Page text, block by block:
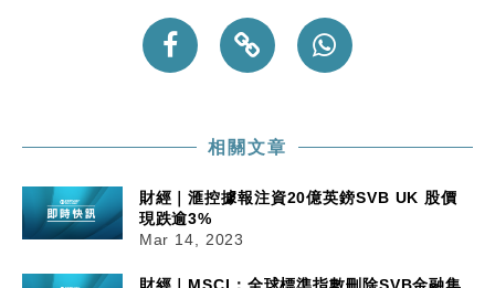
相關文章
財經｜滙控據報注資20億英鎊SVB UK 股價
現跌逾3%
Mar 14, 2023